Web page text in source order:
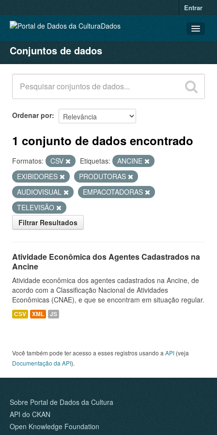
Entrar
CONJUNTOS DE DADOS
ORGANIZAÇÕES
GRUPOS
SOBRE
Conjuntos de dados
Ordenar por
1 conjunto de dados encontrado
Formatos: CSV Etiquetas:
ANCINE
EXIBIDORES
PRODUTORAS
AUDIOVISUAL
EMPACOTADORAS
TELEVISÃO
Filtrar Resultados
Atividade Econômica dos Agentes Cadastrados na
Ancine
Atividade econômica dos agentes cadastrados na Ancine, de
acordo com a Classificação Nacional de Atividades
Econômicas (CNAE), e que se encontram em situação regular.
CSV XML JS
Você também pode ter acesso a esses registros usando a API (veja
Documentação da API).
Sobre Portal de Dados da Cultura
API do CKAN
Open Knowledge Foundation